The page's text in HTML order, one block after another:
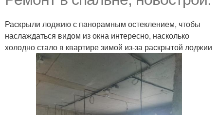
Раскрыли лоджию с панорамным остеклением, чтобы
наслаждаться видом из окна интересно, насколько
холодно стало в квартире зимой из-за раскрытой лоджии